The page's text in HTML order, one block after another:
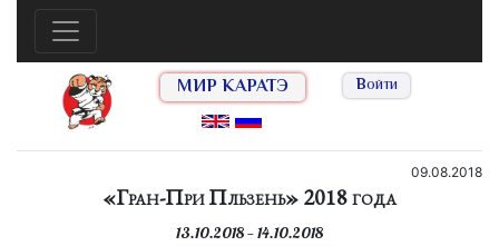
МИР КАРАТЭ Войти
09.08.2018
«Гран-При Пльзень» 2018 года
13.10.2018 — 14.10.2018